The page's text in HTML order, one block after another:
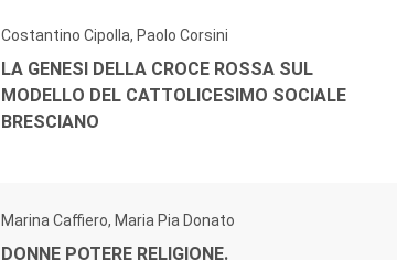
Costantino Cipolla, Paolo Corsini
LA GENESI DELLA CROCE ROSSA SUL
MODELLO DEL CATTOLICESIMO SOCIALE
BRESCIANO
Marina Caffiero, Maria Pia Donato
DONNE POTERE RELIGIONE.